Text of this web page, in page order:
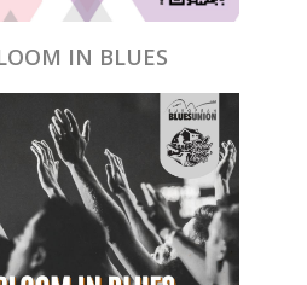
IN BLUES